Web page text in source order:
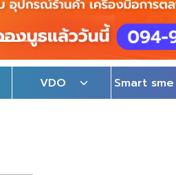
VDO Smart